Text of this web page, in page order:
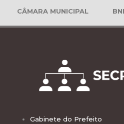
CÂMARA MUNICIPAL
Gabinete do Prefeito